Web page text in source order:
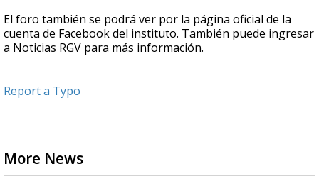
El foro también se podrá ver por la página oficial de la
cuenta de Facebook del instituto. También puede ingresar
a Noticias RGV para más información.
Report a Typo
More News